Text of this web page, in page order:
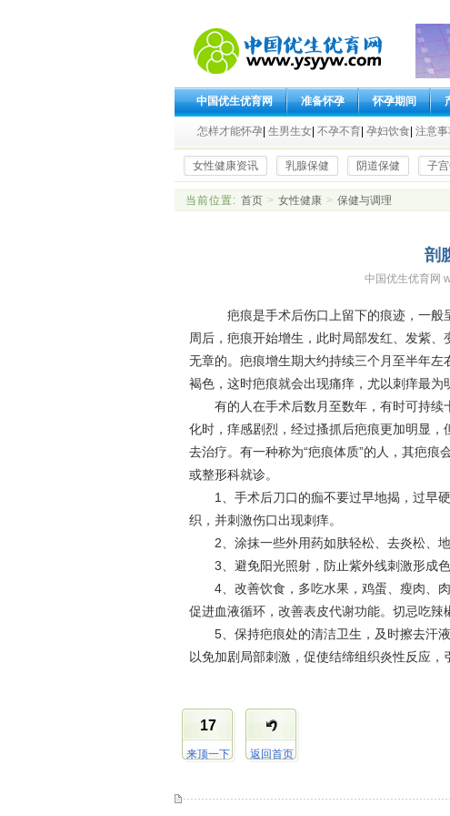
中国优生优育网 准备怀孕 怀孕期间
怎样才能怀孕 生男生女 不孕不育 孕妇饮食 注意事
女性健康资讯 乳腺保健 阴道保健 子
当前位置: 首页 > 女性健康 > 保健与调理
剖
中国优生优育网
疤痕是手术后伤口上留下的痕迹，一般呈
周后，疤痕开始增生，此时局部发红、发紫
无章的。疤痕增生期大约持续三个月至半年
褐色，这时疤痕就会出现痛痒，尤以刺痒最为
有的人在手术后数月至数年，有时可持续
化时，痒感剧烈，经过搔抓后疤痕更加明显
去治疗。有一种称为“疤痕体质”的人，其疤
或整形科就诊。
1、手术后刀口的痂不要过早地揭，过早硬
织，并刺激伤口出现刺痒。
2、涂抹一些外用药如肤轻松、去炎松、地
3、避免阳光照射，防止紫外线刺激形成色
4、改善饮食，多吃水果，鸡蛋、瘦肉、肉
促进血液循环，改善表皮代谢功能。切忌吃辣
5、保持疤痕处的清洁卫生，及时擦去汗液
以免加剧局部刺激，促使结缔组织炎性反应，
17
来顶一下 返回首页